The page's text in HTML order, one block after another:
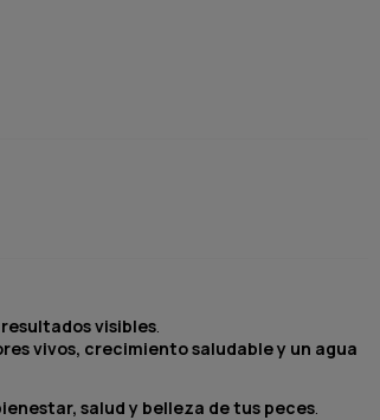
visibles.
vivos, crecimiento saludable y un agua
salud y belleza de tus peces.